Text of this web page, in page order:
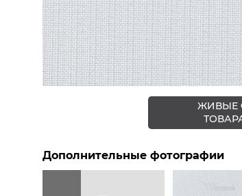
ЖИВЫЕ
Дополнительные фотографии